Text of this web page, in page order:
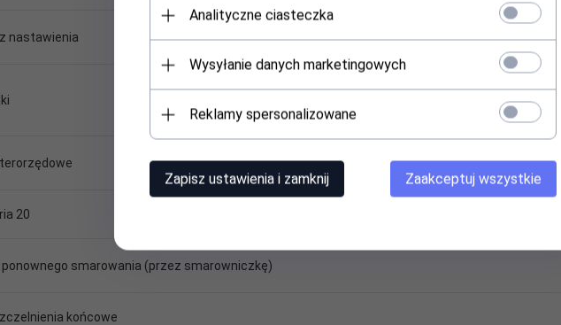
nastawienia
20
ponownego smarowania (przez smarowniczkę)
końcowe
Analityczne ciasteczka
Wysyłanie danych marketingowych
Reklamy spersonalizowane
Zapisz ustawienia i zamknij Zaakceptuj wszystkie